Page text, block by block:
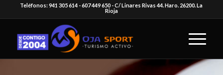
Teléfonos: 941 305 614 - 607 449 650 - C/ Linares Rivas 44. Haro. 26200. La
Rioja